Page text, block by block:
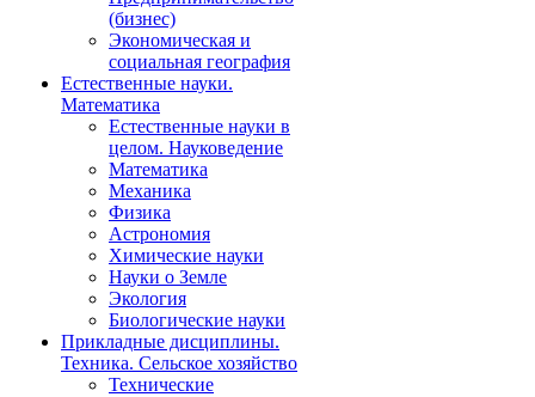
(бизнес)
Экономическая и
социальная география
Естественные науки.
Математика
Естественные науки в
целом. Науковедение
Математика
Механика
Физика
Астрономия
Химические науки
Науки о Земле
Экология
Биологические науки
Прикладные дисциплины.
Техника. Сельское хозяйство
Технические